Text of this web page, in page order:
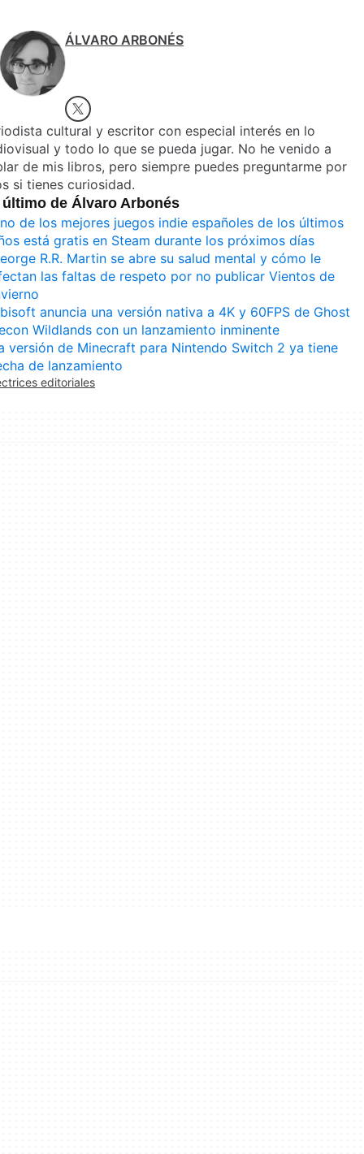
ÁLVARO ARBONÉS
cultural y escritor con especial interés en lo
y todo lo que se pueda jugar. No he venido a
de mis libros, pero siempre puedes preguntarme por
si tienes curiosidad.
de Álvaro Arbonés
de los mejores juegos indie españoles de los últimos
está gratis en Steam durante los próximos días
R.R. Martin se abre su salud mental y cómo le
las faltas de respeto por no publicar Vientos de
anuncia una versión nativa a 4K y 60FPS de Ghost
Wildlands con un lanzamiento inminente
versión de Minecraft para Nintendo Switch 2 ya tiene
de lanzamiento
editoriales